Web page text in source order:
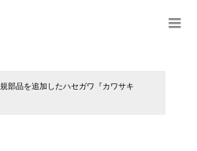
部品を追加したハセガワ『カワサキ